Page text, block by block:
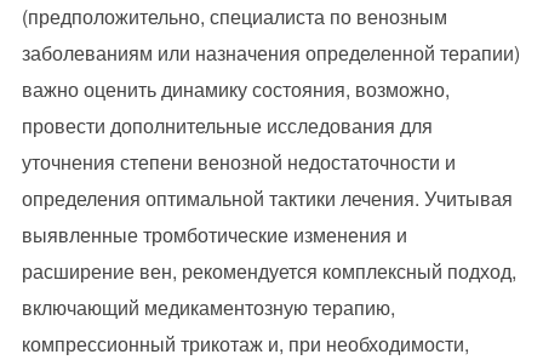
(предположительно, специалиста по венозным
заболеваниям или назначения определенной терапии)
важно оценить динамику состояния, возможно,
провести дополнительные исследования для
уточнения степени венозной недостаточности и
определения оптимальной тактики лечения. Учитывая
выявленные тромботические изменения и
расширение вен, рекомендуется комплексный подход,
включающий медикаментозную терапию,
компрессионный трикотаж и, при необходимости,